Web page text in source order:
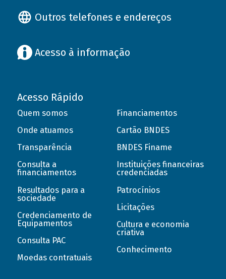
Outros telefones e endereços
Acesso à informação
Acesso Rápido
Quem somos
Onde atuamos
Transparência
Consulta a
financiamentos
Resultados para a
sociedade
Credenciamento de
Equipamentos
Consulta PAC
Moedas contratuais
Financiamentos
Cartão BNDES
BNDES Finame
Instituições financeiras
credenciadas
Patrocínios
Licitações
Cultura e economia
criativa
Conhecimento